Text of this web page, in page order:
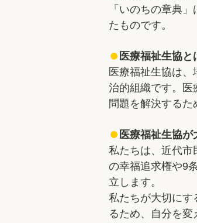
「いのちの章典
たものです。
医療福祉生協と
医療福祉生協は
治的組織です。医
問題を解決するた
医療福祉生協
私たちは、近代市
の幸福追求権や9
立します。
私たちが大切にす
るため、自分を変